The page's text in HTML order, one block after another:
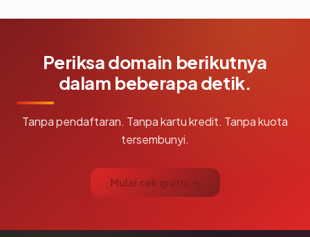
Periksa domain berikutnya
dalam beberapa detik.
Tanpa pendaftaran. Tanpa kartu kredit. Tanpa kuota
tersembunyi.
Mulai cek gratis →